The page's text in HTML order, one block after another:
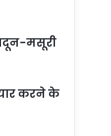
मसूरी
करने के